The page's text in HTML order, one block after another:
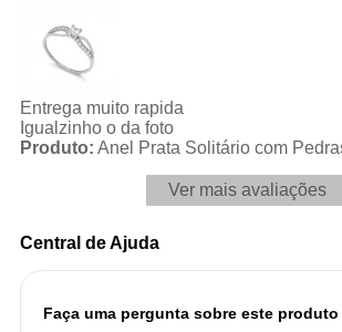
Entrega muito rapida
Igualzinho o da foto
Produto: Anel Prata Solitário com
Ver mais avaliações
Central de Ajuda
Faça uma pergunta sobre este produto